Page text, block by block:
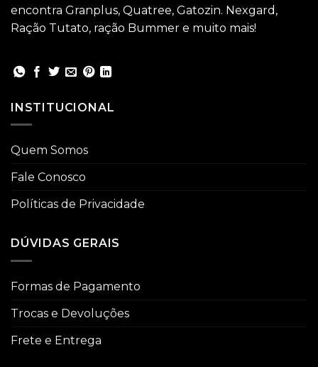
encontra Granplus, Quatree, Gatozin. Nexgard,
Ração Tutato, ração Bummer e muito mais!
INSTITUCIONAL
Quem Somos
Fale Conosco
Políticas de Privacidade
DÚVIDAS GERAIS
Formas de Pagamento
Trocas e Devoluções
Frete e Entrega